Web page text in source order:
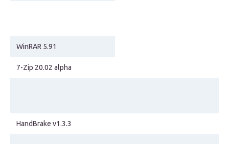
WinRAR 5.91
7-Zip 20.02 alpha
HandBrake v1.3.3